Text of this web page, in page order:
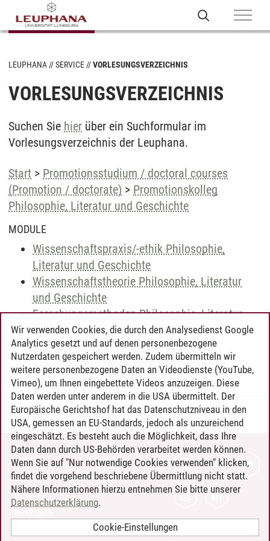
LEUPHANA SERVICE VORLESUNGSVERZEICHNIS
VORLESUNGSVERZEICHNIS
Suchen Sie hier über ein Suchformular im
Vorlesungsverzeichnis der Leuphana.
Start > Promotionsstudium / doctoral courses
(Promotion / doctorate) > Promotionskolleg
Philosophie, Literatur und Geschichte
MODULE
Wissenschaftspraxis/-ethik Philosophie,
Literatur und Geschichte
Wissenschaftstheorie Philosophie, Literatur
und Geschichte
Forschungsmethoden Philosophie, Literatur
und Geschichte
Fachbezogenes Forschungskolloquium
Philosophie, Literatur und Geschichte
Timo Leder/30.06.2024
KONTAKT
LEUPHANA ALS ARBEITGEBER
INTRANET
Wir verwenden Cookies, die durch den Analysedienst Google
Analytics gesetzt und auf denen personenbezogene
Nutzerdaten gespeichert werden. Zudem übermitteln wir
weitere personenbezogene Daten an Videodienste (YouTube,
Vimeo), um Ihnen eingebettete Videos anzuzeigen. Diese
Daten werden unter anderem in die USA übermittelt. Der
Europäische Gerichtshof hat das Datenschutzniveau in den
USA, gemessen an EU-Standards, jedoch als unzureichend
eingeschätzt. Es besteht auch die Möglichkeit, dass Ihre
Daten dann durch US-Behörden verarbeitet werden können.
Wenn Sie auf "Nur notwendige Cookies verwenden" klicken,
findet die vorgehend beschriebene Übermittlung nicht statt.
Nähere Informationen hierzu entnehmen Sie bitte unserer
Datenschutzerklärung.
Cookie-Einstellungen